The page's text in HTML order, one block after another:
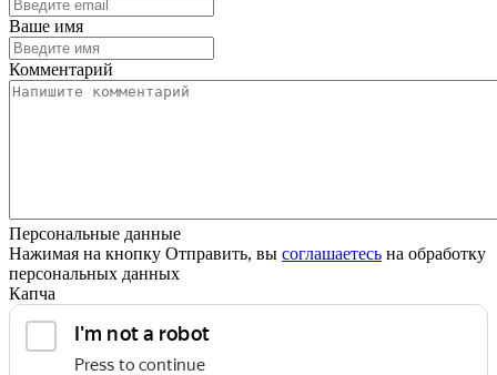
Ваше имя
Комментарий
Персональные данные
Нажимая на кнопку Отправить, вы соглашаетесь на обработку
персональных данных
Капча